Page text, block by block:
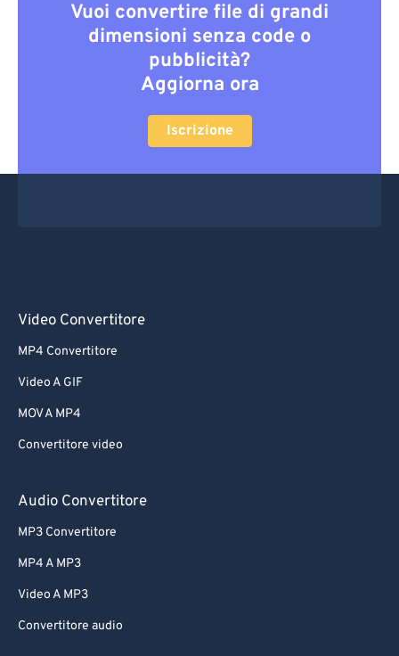
Vuoi convertire file di grandi
dimensioni senza code o
pubblicità?
Aggiorna ora
Iscrizione
Video Convertitore
MP4 Convertitore
Video A GIF
MOV A MP4
Convertitore video
Audio Convertitore
MP3 Convertitore
MP4 A MP3
Video A MP3
Convertitore audio